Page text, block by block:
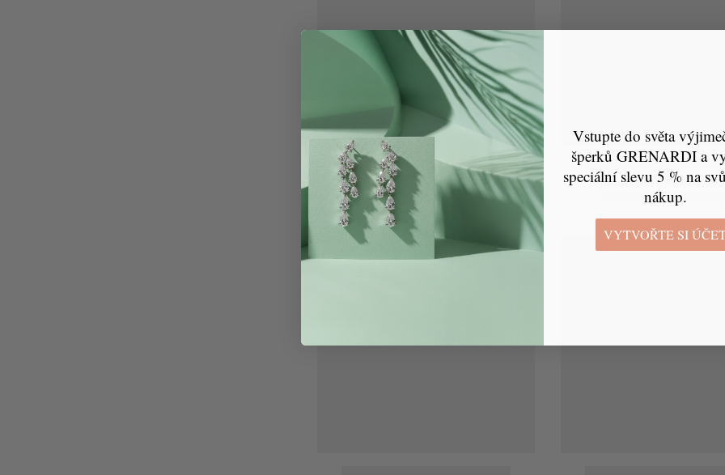
Vstupte do světa
šperků GRENARDI a
speciální slevu 5 % na
nákup.
VYTVOŘTE SI